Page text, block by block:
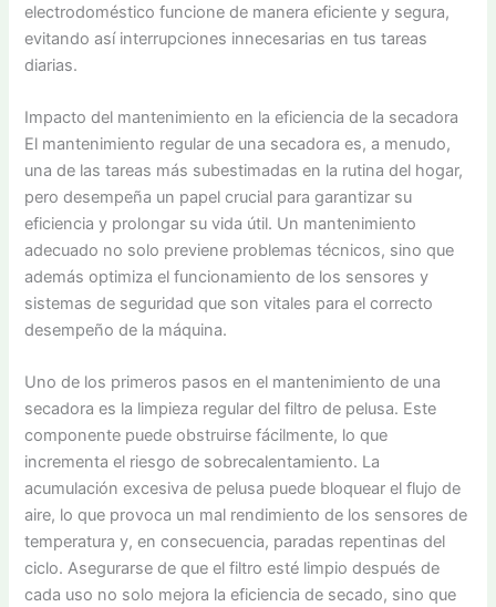
electrodoméstico funcione de manera eficiente y segura,
evitando así interrupciones innecesarias en tus tareas
diarias.
Impacto del mantenimiento en la eficiencia de la secadora
El mantenimiento regular de una secadora es, a menudo,
una de las tareas más subestimadas en la rutina del hogar,
pero desempeña un papel crucial para garantizar su
eficiencia y prolongar su vida útil. Un mantenimiento
adecuado no solo previene problemas técnicos, sino que
además optimiza el funcionamiento de los sensores y
sistemas de seguridad que son vitales para el correcto
desempeño de la máquina.
Uno de los primeros pasos en el mantenimiento de una
secadora es la limpieza regular del filtro de pelusa. Este
componente puede obstruirse fácilmente, lo que
incrementa el riesgo de sobrecalentamiento. La
acumulación excesiva de pelusa puede bloquear el flujo de
aire, lo que provoca un mal rendimiento de los sensores de
temperatura y, en consecuencia, paradas repentinas del
ciclo. Asegurarse de que el filtro esté limpio después de
cada uso no solo mejora la eficiencia de secado, sino que